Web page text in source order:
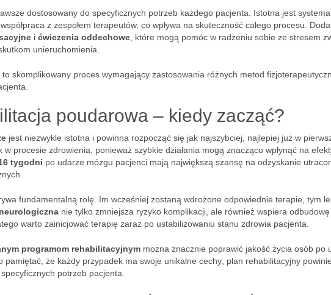
dostosowany do specyficznych potrzeb każdego pacjenta. Istotna jest
z zespołem terapeutów, co wpływa na skuteczność całego procesu.
i ćwiczenia oddechowe , które mogą pomóc w radzeniu sobie ze stresem
unieruchomienia.
to skomplikowany proces wymagający zastosowania różnych metod
poudarowa – kiedy zacząć?
jest niezwykle istotna i powinna rozpocząć się jak najszybciej, najlepiej już w
w procesie zdrowienia, ponieważ szybkie działania mogą znacząco wpłynąć na
tygodni po udarze mózgu pacjenci mają największą szansę na odzyskanie
fundamentalną rolę. Im wcześniej zostaną wdrożone odpowiednie terapie, tym
nie tylko zmniejsza ryzyko komplikacji, ale również wspiera
warto zainicjować terapię zaraz po ustabilizowaniu stanu zdrowia pacjenta.
programom rehabilitacyjnym można znacznie poprawić jakość życia osób po
pamiętać, że każdy przypadek ma swoje unikalne cechy; plan rehabilitacyjny
potrzeb pacjenta.